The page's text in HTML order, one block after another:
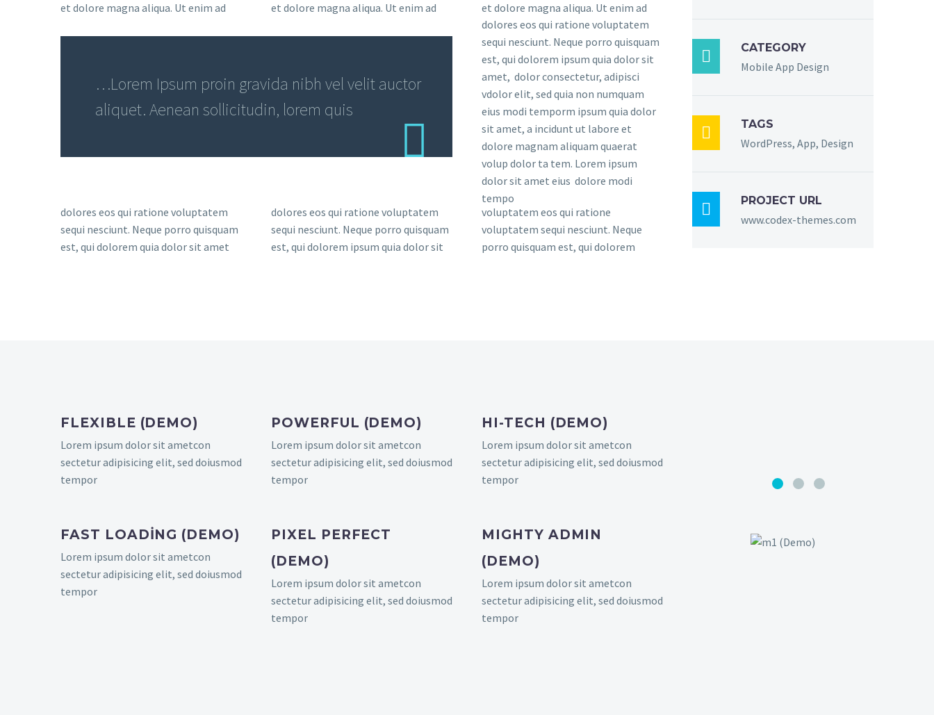
et dolore magna aliqua. Ut enim ad
et dolore magna aliqua. Ut enim ad
et dolore magna aliqua. Ut enim ad
…Lorem Ipsum proin gravida nibh vel velit auctor
aliquet. Aenean sollicitudin, lorem quis
dolores eos qui ratione voluptatem
sequi nesciunt. Neque porro quisquam
est, qui dolorem ipsum quia dolor sit
amet, dolor consectetur, adipisci
vdolor elit, sed quia non numquam
eius modi temporm ipsum quia dolor
sit amet, a incidunt ut labore et
dolore magnam aliquam quaerat
volup dolor ta tem. Lorem ipsum
dolor sit amet eius dolore modi
tempo
dolores eos qui ratione voluptatem
sequi nesciunt. Neque porro quisquam
est, qui dolorem quia dolor sit amet
dolores eos qui ratione voluptatem
sequi nesciunt. Neque porro quisquam
est, qui dolorem ipsum quia dolor sit
voluptatem eos qui ratione
voluptatem sequi nesciunt. Neque
porro quisquam est, qui dolorem
 CATEGORY
Mobile App Design
 TAGS
WordPress, App, Design
 PROJECT URL
www.codex-themes.com
FLEXIBLE (DEMO)
Lorem ipsum dolor sit ametcon
sectetur adipisicing elit, sed doiusmod
tempor
POWERFUL (DEMO)
Lorem ipsum dolor sit ametcon
sectetur adipisicing elit, sed doiusmod
tempor
HI-TECH (DEMO)
Lorem ipsum dolor sit ametcon
sectetur adipisicing elit, sed doiusmod
tempor
FAST LOADING (DEMO)
Lorem ipsum dolor sit ametcon
sectetur adipisicing elit, sed doiusmod
tempor
PIXEL PERFECT
(DEMO)
Lorem ipsum dolor sit ametcon
sectetur adipisicing elit, sed doiusmod
tempor
MIGHTY ADMIN
(DEMO)
Lorem ipsum dolor sit ametcon
sectetur adipisicing elit, sed doiusmod
tempor